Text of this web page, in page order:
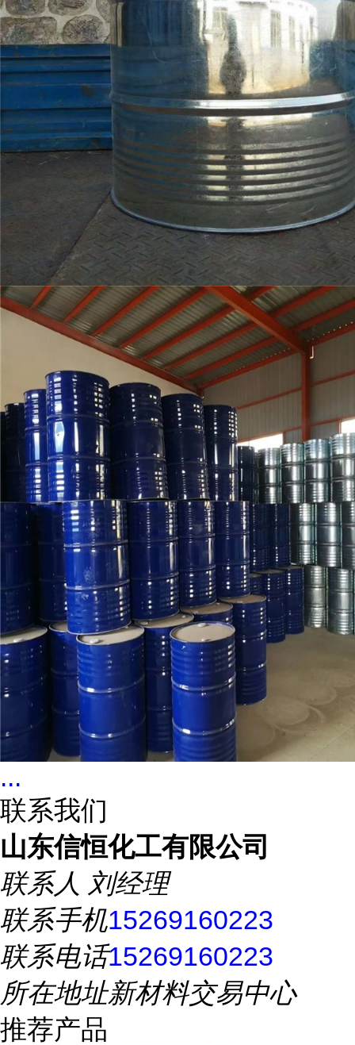
...
联系我们
山东信恒化工有限公司
联系人 刘经理
联系手机15269160223
联系电话15269160223
所在地址新材料交易中心
推荐产品